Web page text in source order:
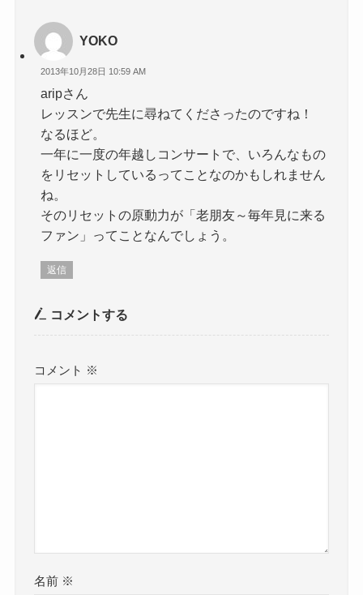
YOKO
2013年10月28日 10:59 AM
aripさん
レッスンで先生に尋ねてくださったのですね！
なるほど。
一年に一度の年越しコンサートで、いろんなもの
をリセットしているってことなのかもしれません
ね。
そのリセットの原動力が「老朋友～毎年見に来る
ファン」ってことなんでしょう。
返信
コメントする
コメント ※
名前 ※